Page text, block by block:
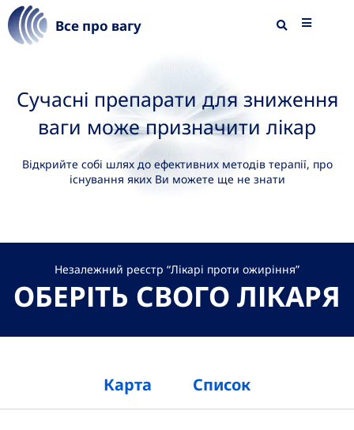
Все про вагу
Сучасні препарати для зниження
ваги може призначити лікар
Відкрийте собі шлях до ефективних методів терапії, про
існування яких Ви можете ще не знати
Незалежний реєстр “Лікарі проти ожиріння”
ОБЕРІТЬ СВОГО ЛІКАРЯ
Карта Список